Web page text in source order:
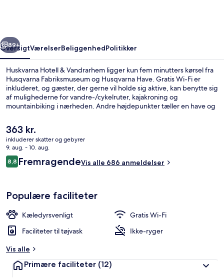
Næste
89+
OversigtVærelserBeliggenhedPolitikker
Huskvarna Hotell & Vandrarhem ligger kun fem minutters kørsel fra
Husqvarna Fabriksmuseum og Husqvarna Have. Gratis Wi-Fi er
inkluderet, og gæster, der gerne vil holde sig aktive, kan benytte sig
af mulighederne for vandre-/cykelruter, kajakroning og
mountainbiking i nærheden. Andre højdepunkter tæller en have og
Den
nuværende
pris
er
363 kr.
363 kr.
inkluderer skatter og gebyrer
9. aug. - 10. aug.
Anmeldelser
8,88,8 ud af 10.
FremragendeVis alle 686 anmeldelser
Populære faciliteter
Kæledyrsvenligt
Gratis Wi-Fi
Faciliteter til tøjvask
Ikke-ryger
Vis alle
Primære faciliteter (12)